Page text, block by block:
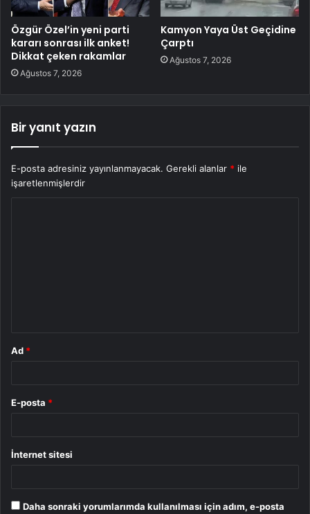
Özgür Özel’in yeni parti
kararı sonrası ilk anket!
Dikkat çeken rakamlar
Ağustos 7, 2026
Kamyon Yaya Üst Geçidine
Çarptı
Ağustos 7, 2026
Bir yanıt yazın
E-posta adresiniz yayınlanmayacak. Gerekli alanlar * ile
işaretlenmişlerdir
Ad *
E-posta *
İnternet sitesi
Daha sonraki yorumlarımda kullanılması için adım, e-posta